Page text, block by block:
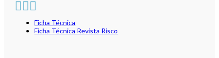
Ficha Técnica
Ficha Técnica Revista Risco